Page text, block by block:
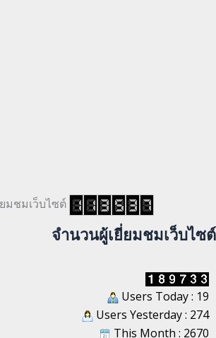
มชมเว็บไซต์
จำนวนผู้เยี่ยมชมเว็บไซต์
Users Today : 19
Users Yesterday : 274
This Month : 2670